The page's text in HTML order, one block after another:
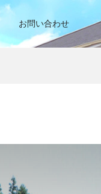
お問い合わせ